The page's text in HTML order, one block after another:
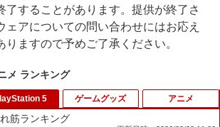
了することがあります。提供が終了さ
ェアについての問い合わせにはお応え
りますので予めご了承ください。
メ ランキング
5
筋ランキング
ゲームグッズ アニメ